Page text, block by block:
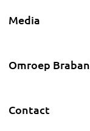
Media
Omroep
Contact